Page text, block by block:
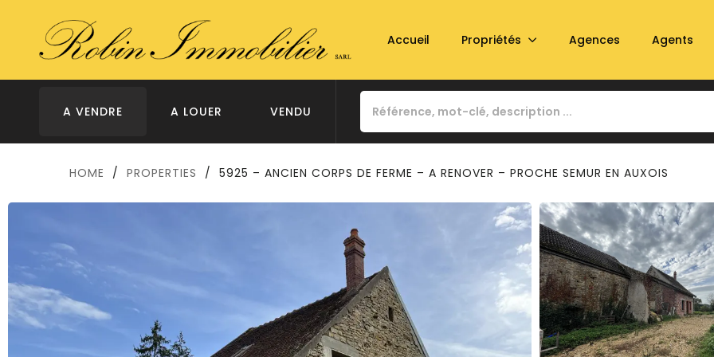
Accueil Propriétés Agences Agents
A VENDRE A LOUER VENDU
HOME / PROPERTIES / 5925 – ANCIEN CORPS DE FERME – A RENOVER – PROCHE SEMUR EN AUXOIS